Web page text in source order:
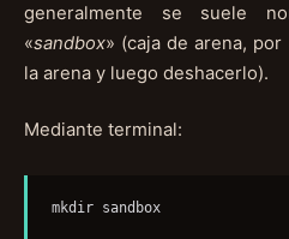
generalmente se suele
«sandbox» (caja de arena,
la arena y luego deshacerlo).
Mediante terminal:
mkdir sandbox